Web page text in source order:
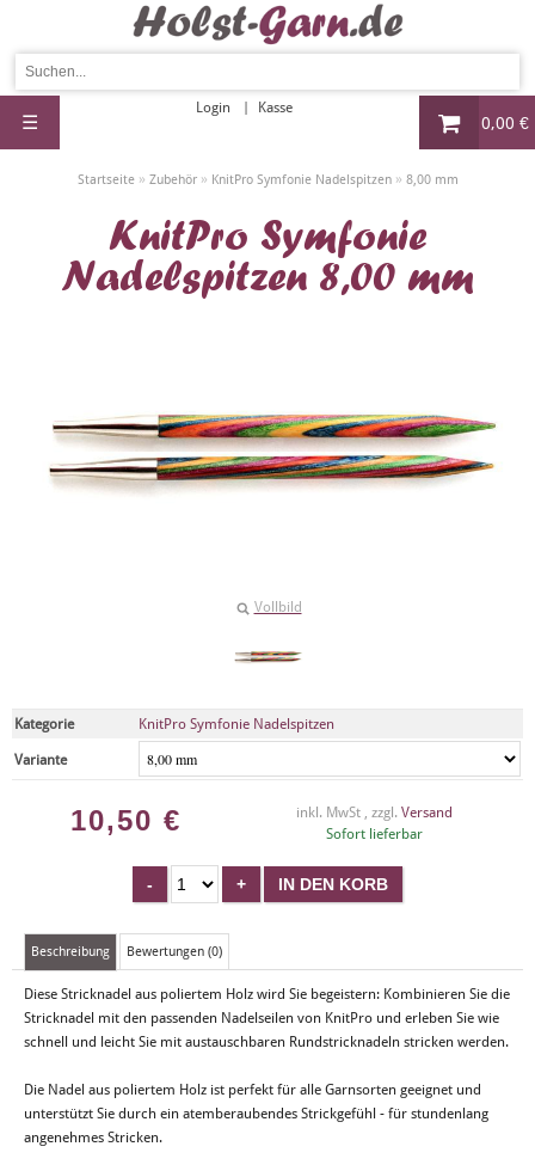
0,00 €
Login Kasse
☰
Startseite» Zubehör» KnitPro Symfonie Nadelspitzen» 8,00 mm
KnitPro Symfonie
Nadelspitzen 8,00 mm
Vollbild
Kategorie KnitPro Symfonie Nadelspitzen
Variante
10,50 € inkl. MwSt , zzgl. Versand
Sofort lieferbar
Beschreibung Bewertungen (0)
Diese Stricknadel aus poliertem Holz wird Sie begeistern: Kombinieren Sie die
Stricknadel mit den passenden Nadelseilen von KnitPro und erleben Sie wie
schnell und leicht Sie mit austauschbaren Rundstricknadeln stricken werden.
Die Nadel aus poliertem Holz ist perfekt für alle Garnsorten geeignet und
unterstützt Sie durch ein atemberaubendes Strickgefühl - für stundenlang
angenehmes Stricken.